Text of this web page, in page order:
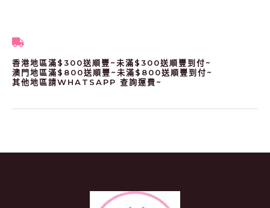
香港地區滿$300送順豐~未滿$300送順豐到付~
澳門地區滿$800送順豐~未滿$800送順豐到付~
其他地區請WHATSAPP 查詢運費~